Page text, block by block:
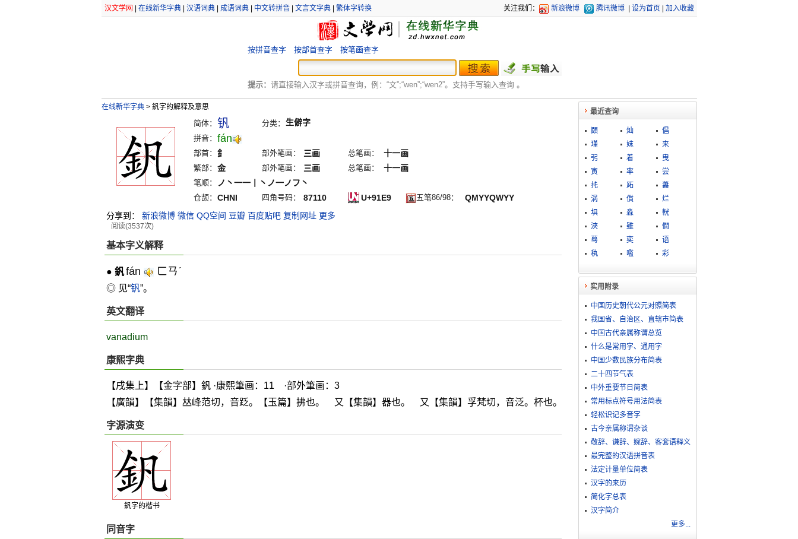
汉文学网 在线新华字典| 汉语词典| 成语词典| 中文转拼音| 文言文字典| 繁体字转换 关注我们： 新浪微博 腾讯微博 设为首页 加入收藏
按拼音查字 按部首查字 按笔画查字
提示： 请直接输入汉字或拼音查询，例：“文”;“wen”;“wen2”。支持手写输入查询 。
在线新华字典 >釩字的解释及意思
简体： 钒 分类： 生僻字
拼音： fán
部首： 釒 部外笔画： 三画 总笔画： 十一画
繁部： 金 部外笔画： 三画 总笔画： 十一画
笔顺： ノ丶一一丨丶ノ一ノフ丶
仓颉： CHNI 四角号码： 87110 U+91E9 五笔86/98：
QMYYQWYY
分享到：
新浪微博 微信 QQ空间 豆瓣 百度贴吧 复制网址 更多
阅读(3537次)
基本字义解释
● 釩 fán ㄈㄢˊ
◎ 见“钒”。
英文翻译
vanadium
康熙字典
【戌集上】【金字部】釩 ·康熙筆画：11 ·部外筆画：3
【廣韻】【集韻】 𠀤峰范切，音䟪。【玉篇】拂也。 又【集韻】器也。 又【集韻】孚梵切，音泛。杯也。
字源演变
釩字的楷书
同音字
最近查询
頥 灿
倡
瑾
妺
来
弜
着
曳
寅
率
尝
扥
跖
藎
涡
償
烂
埧
淼
輄
浹
雖
僩
蓦
奕
语
秇
嚂 彩
实用附录
中国历史朝代公元对照简表
我国省、自治区、直辖市简表
中国古代亲属称谓总览
什么是常用字、通用字
中国少数民族分布简表
二十四节气表
中外重要节日简表
常用标点符号用法简表
轻松识记多音字
古今亲属称谓杂谈
敬​辞​、​谦​辞​、​婉​辞​、​客​套​语​释​义
最完整的汉语拼音表
法定计量单位简表
汉字的来历
简化字总表
汉字简介
更多...